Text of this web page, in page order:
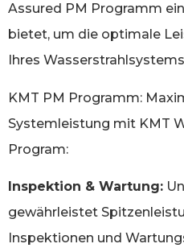
Assured PM Programm
bietet, um die optimale
Ihres
KMT PM Programm:
Systemleistung mit KMT
Program:
Inspektion & Wartung:
gewährleistet
Inspektionen und